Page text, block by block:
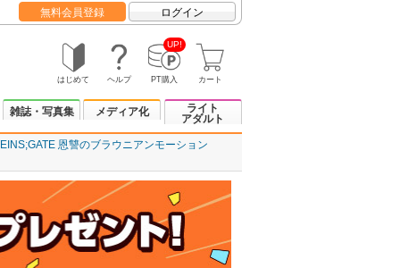
無料会員登録 ログイン
はじめて ヘルプ
UP!
PT購入 カート
雑誌・写真集 メディア化
ライト
アダルト
恩讐のブラウニアンモーション